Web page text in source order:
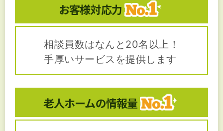
お客様対応力
相談員数はなんと20名以上！
手厚いサービスを提供します
老人ホームの情報量